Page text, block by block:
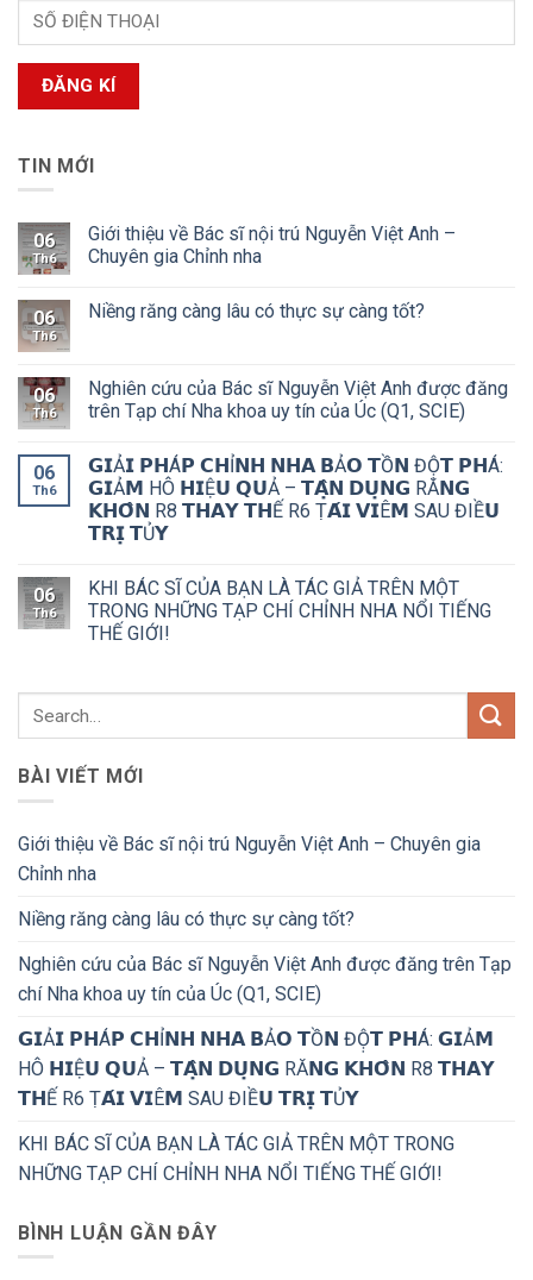
TIN MỚI
06
Th6
Giới thiệu về Bác sĩ nội trú Nguyễn Việt Anh –
Chuyên gia Chỉnh nha
06
Th6
Niềng răng càng lâu có thực sự càng tốt?
06
Th6
Nghiên cứu của Bác sĩ Nguyễn Việt Anh được đăng
trên Tạp chí Nha khoa uy tín của Úc (Q1, SCIE)
06
Th6
𝗚𝗜Ả𝗜 𝗣𝗛Á𝗣 𝗖𝗛Ỉ𝗡𝗛 𝗡𝗛𝗔 𝗕Ả𝗢 𝗧Ồ𝗡 ĐỘ̣𝗧 𝗣𝗛Á:
𝗚𝗜Ả𝗠 HÔ 𝗛𝗜Ệ𝗨 𝗤𝗨Ả – 𝗧𝗔̣̂𝗡 𝗗𝗨̣𝗡𝗚 RĂ𝗡𝗚
𝗞𝗛𝗢̂𝗡 R8 𝗧𝗛𝗔𝗬 𝗧𝗛Ế R6 Ṭ𝗔́𝗜 𝗩𝗜Ê𝗠 SAU ĐIỀ𝗨
𝗧𝗥𝗜̣ 𝗧Ủ𝗬
06
Th6
KHI BÁC SĨ CỦA BẠN LÀ TÁC GIẢ TRÊN MỘT
TRONG NHỮNG TẠP CHÍ CHỈNH NHA NỔI TIẾNG
THẾ GIỚI!
BÀI VIẾT MỚI
Giới thiệu về Bác sĩ nội trú Nguyễn Việt Anh – Chuyên gia
Chỉnh nha
Niềng răng càng lâu có thực sự càng tốt?
Nghiên cứu của Bác sĩ Nguyễn Việt Anh được đăng trên Tạp
chí Nha khoa uy tín của Úc (Q1, SCIE)
𝗚𝗜Ả𝗜 𝗣𝗛Á𝗣 𝗖𝗛Ỉ𝗡𝗛 𝗡𝗛𝗔 𝗕Ả𝗢 𝗧Ồ𝗡 ĐỘ̣𝗧 𝗣𝗛Á: 𝗚𝗜Ả𝗠
HÔ 𝗛𝗜Ệ𝗨 𝗤𝗨Ả – 𝗧𝗔̣̂𝗡 𝗗𝗨̣𝗡𝗚 RĂ𝗡𝗚 𝗞𝗛𝗢̂𝗡 R8 𝗧𝗛𝗔𝗬
𝗧𝗛Ế R6 Ṭ𝗔́𝗜 𝗩𝗜Ê𝗠 SAU ĐIỀ𝗨 𝗧𝗥𝗜̣ 𝗧Ủ𝗬
KHI BÁC SĨ CỦA BẠN LÀ TÁC GIẢ TRÊN MỘT TRONG
NHỮNG TẠP CHÍ CHỈNH NHA NỔI TIẾNG THẾ GIỚI!
BÌNH LUẬN GẦN ĐÂY